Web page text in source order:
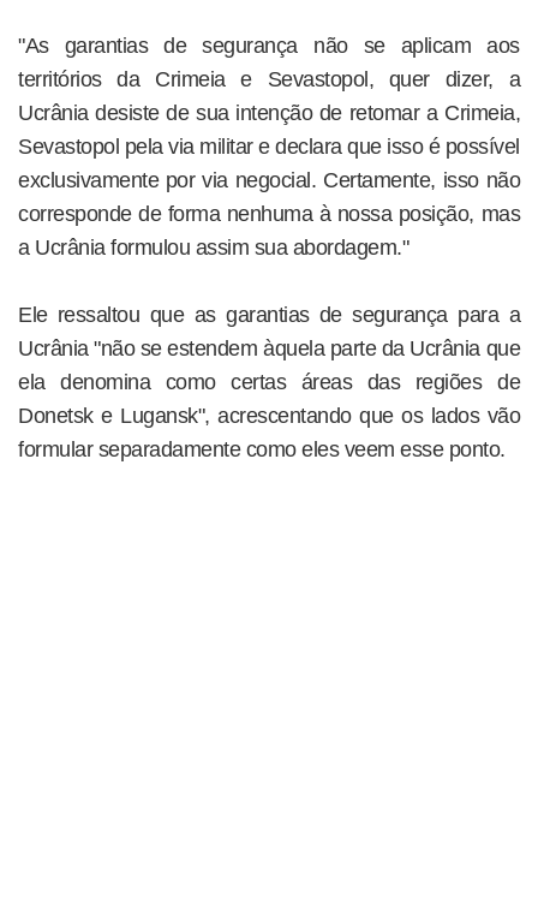
"As garantias de segurança não se aplicam aos
territórios da Crimeia e Sevastopol, quer dizer, a
Ucrânia desiste de sua intenção de retomar a Crimeia,
Sevastopol pela via militar e declara que isso é possível
exclusivamente por via negocial. Certamente, isso não
corresponde de forma nenhuma à nossa posição, mas
a Ucrânia formulou assim sua abordagem."
Ele ressaltou que as garantias de segurança para a
Ucrânia "não se estendem àquela parte da Ucrânia que
ela denomina como certas áreas das regiões de
Donetsk e Lugansk", acrescentando que os lados vão
formular separadamente como eles veem esse ponto.